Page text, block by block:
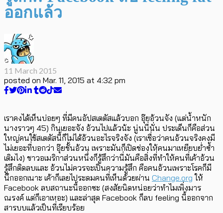
ออกแล้ว
11 March 2015
posted on Mar. 11, 2015 at 4:32 pm
เราคงได้เห็นบ่อยๆ ที่มีคนอัปสเตตัสแล้วบอก อุ๊ยอ้วนจัง (แต่น้ำหนัก
นางราวๆ 45) กินเยอะจัง อ้วนไปแล้วน้ะ นู่นนี่นั่น ประเด็นก็คือส่วน
ใหญ่คนใช้สเตตัสนี้ก็ไม่ได้อ้วนอะไรจริงจัง (เราเชื่อว่าคนอ้วนจริงคงมี
ไม่เยอะที่บอกว่า อุ๊ยชั้นอ้วน เพราะมันก็เปิดช่องให้คนมาเหยียบย่ำซ้ำ
เติมไง) ชาวอเมริกาส่วนหนึ่งก็รู้สึกว่านี่มันคือสิ่งที่ทำให้คนที่เค้าอ้วน
รู้สึกติดลบและ อ้วนไม่ควรจะเป็นความรู้สึก คือคนอ้วนเพราะโรคก็มี
นึกออกเนาะ เค้าก็เลยไประดมคนที่เห็นด้วยผ่าน Change.org ให้
Facebook ลบสถานะนี้ออกซะ (สงสัยนิดหน่อยว่าทำไมเพิ่งมาร
ณรงค์ แต่ก็เอาเหอะ) และล่าสุด Facebook ก็ลบ feeling นี้ออกจาก
สารบบแล้วเป็นที่เรียบร้อย